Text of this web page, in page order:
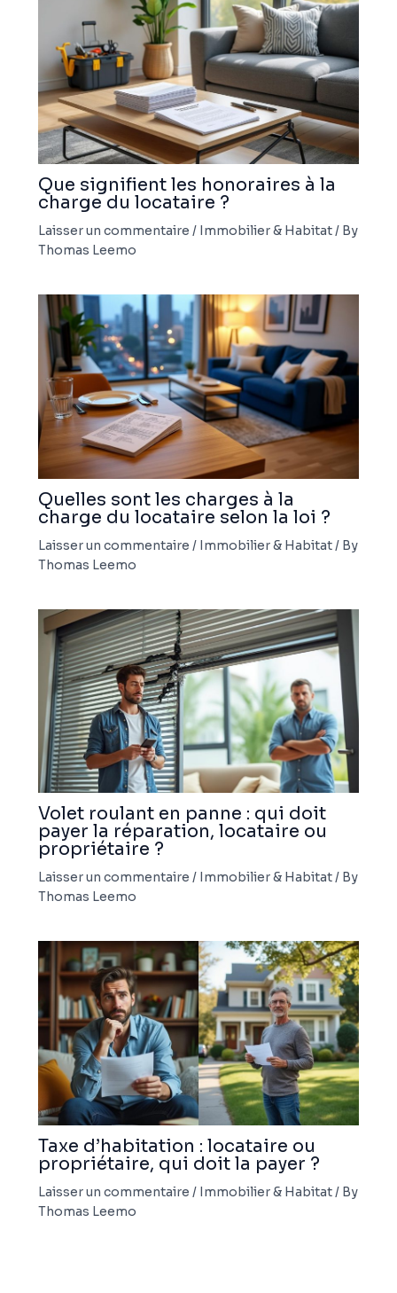
Que signifient les honoraires à la
charge du locataire ?
Laisser un commentaire / Immobilier & Habitat/ By
Thomas Leemo
Quelles sont les charges à la
charge du locataire selon la loi ?
Laisser un commentaire / Immobilier & Habitat/ By
Thomas Leemo
Volet roulant en panne : qui doit
payer la réparation, locataire ou
propriétaire ?
Laisser un commentaire / Immobilier & Habitat/ By
Thomas Leemo
Taxe d’habitation : locataire ou
propriétaire, qui doit la payer ?
Laisser un commentaire / Immobilier & Habitat/ By
Thomas Leemo